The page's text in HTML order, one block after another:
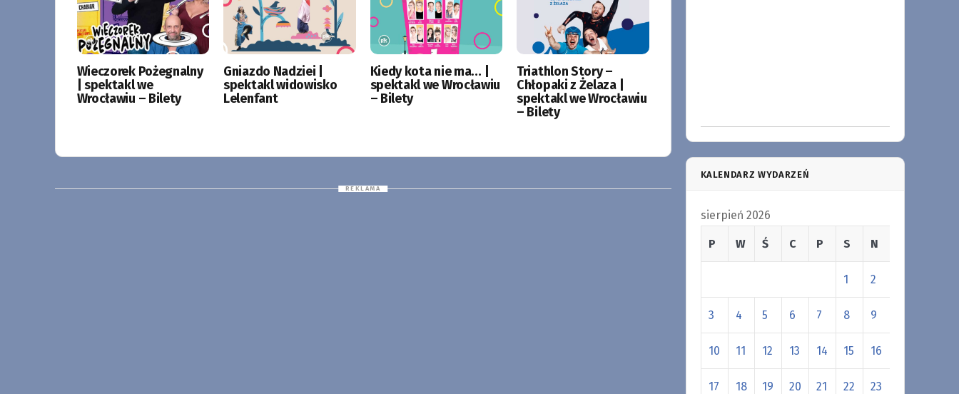
Wieczorek Pożegnalny
| spektakl we
Wrocławiu – Bilety
Gniazdo Nadziei |
spektakl widowisko
Lelenfant
Kiedy kota nie ma… |
spektakl we Wrocławiu
– Bilety
Triathlon Story –
Chłopaki z Żelaza |
spektakl we Wrocławiu
– Bilety
KALENDARZ WYDARZEŃ
sierpień 2026
P W Ś C P S N
1 2
3 4 5 6 7 8 9
10 11 12 13 14 15 16
17 18 19 20 21 22 23